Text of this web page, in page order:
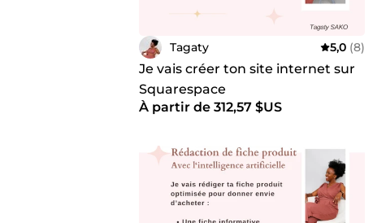
Tagaty 5,0 (8)
Je vais créer ton site internet sur
Squarespace
À partir de 312,57 $US